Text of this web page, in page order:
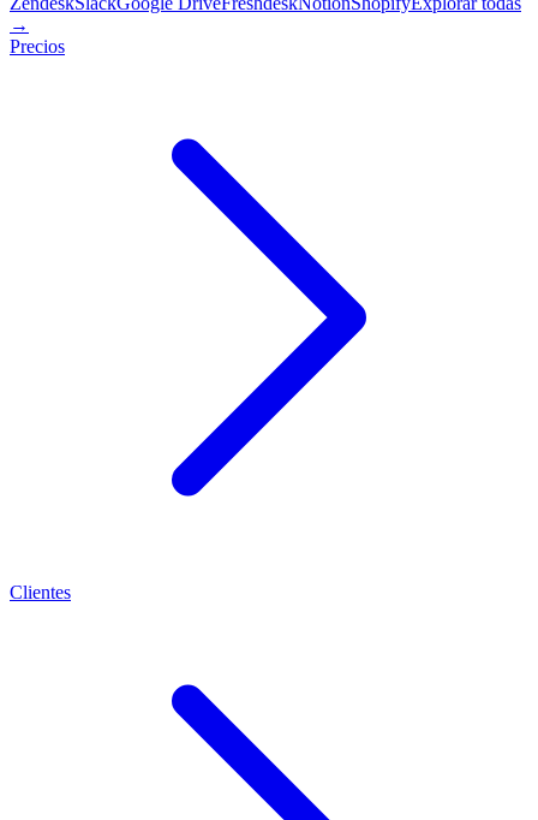
→
Precios
Clientes